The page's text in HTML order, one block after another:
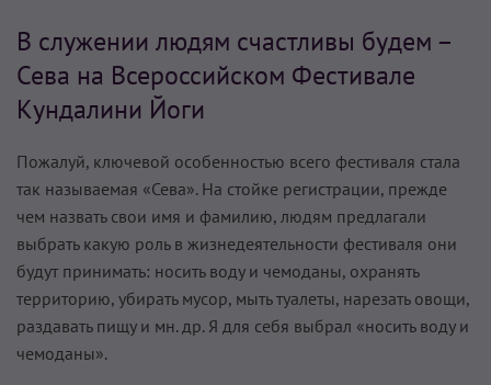
В служении людям счастливы будем –
Сева на Всероссийском Фестивале
Кундалини Йоги
Пожалуй, ключевой особенностью всего фестиваля стала
так называемая «Сева». На стойке регистрации, прежде
чем назвать свои имя и фамилию, людям предлагали
выбрать какую роль в жизнедеятельности фестиваля они
будут принимать: носить воду и чемоданы, охранять
территорию, убирать мусор, мыть туалеты, нарезать овощи,
раздавать пищу и мн. др. Я для себя выбрал «носить воду и
чемоданы».